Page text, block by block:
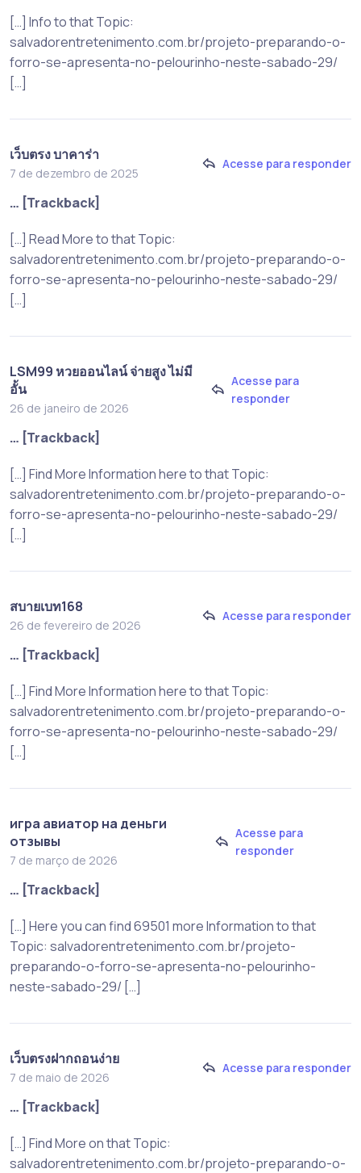
[…] Info to that Topic:
salvadorentretenimento.com.br/projeto-preparando-o-
forro-se-apresenta-no-pelourinho-neste-sabado-29/
[…]
เว็บตรง บาคาร่า
7 de dezembro de 2025
Acesse para responder
… [Trackback]
[…] Read More to that Topic:
salvadorentretenimento.com.br/projeto-preparando-o-
forro-se-apresenta-no-pelourinho-neste-sabado-29/
[…]
LSM99 หวยออนไลน์ จ่ายสูง ไม่มี
อั้น
26 de janeiro de 2026
Acesse para
responder
… [Trackback]
[…] Find More Information here to that Topic:
salvadorentretenimento.com.br/projeto-preparando-o-
forro-se-apresenta-no-pelourinho-neste-sabado-29/
[…]
สบายเบท168
26 de fevereiro de 2026
Acesse para responder
… [Trackback]
[…] Find More Information here to that Topic:
salvadorentretenimento.com.br/projeto-preparando-o-
forro-se-apresenta-no-pelourinho-neste-sabado-29/
[…]
игра авиатор на деньги
отзывы
7 de março de 2026
Acesse para
responder
… [Trackback]
[…] Here you can find 69501 more Information to that
Topic: salvadorentretenimento.com.br/projeto-
preparando-o-forro-se-apresenta-no-pelourinho-
neste-sabado-29/ […]
เว็บตรงฝากถอนง่าย
7 de maio de 2026
Acesse para responder
… [Trackback]
[…] Find More on that Topic:
salvadorentretenimento.com.br/projeto-preparando-o-